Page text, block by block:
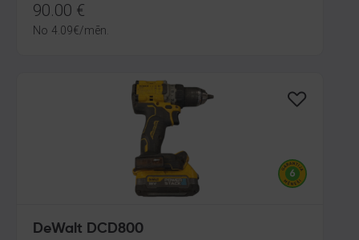
90.00 €
No 4.09€/mēn.
DeWalt DCD800